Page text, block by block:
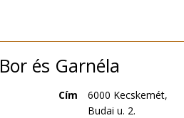
Bor és Garnéla
Cím
6000 Kecskemét,
Budai u. 2.